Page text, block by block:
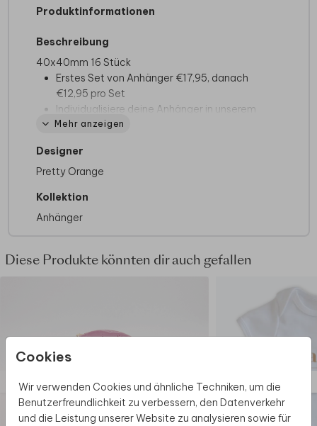
Cookies
Wir verwenden Cookies und ähnliche Techniken, um die
Benutzerfreundlichkeit zu verbessern, den Datenverkehr
und die Leistung unserer Website zu analysieren sowie für
Produktinformationen
Beschreibung
40x40mm 16 Stück
Erstes Set von Anhänger €17,95, danach
€12,95 pro Set
Individualisiere deine Anhänger in unserem
unkomplizierten Editor
Fragen
Lieferung ist
Mehr anzeigen
Designer
Pretty Orange
Kollektion
Anhänger
Diese Produkte könnten dir auch gefallen